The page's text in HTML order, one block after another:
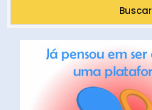
Buscar